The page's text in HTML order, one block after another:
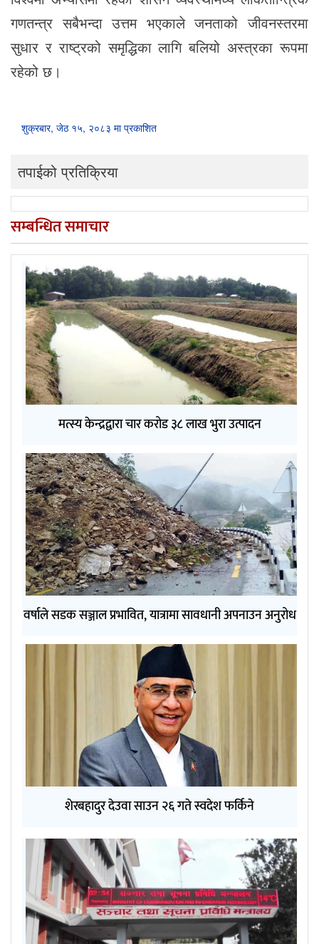
गणतन्त्र सबैभन्दा उत्तम भएकाले जनताको जीवनस्तरमा
सुधार र राष्ट्रको समृद्धिका लागि बलियो अस्त्रका रूपमा
रहेको छ।
शुक्रबार, जेठ १५, २०८३ मा प्रकाशित
तपाईको प्रतिक्रिया
सम्बन्धित समाचार
मत्स्य केन्द्रद्वारा चार करोड ३८ लाख भुरा उत्पादन
वर्षाले सडक सञ्जाल प्रभावित, यात्रामा सावधानी अपनाउन अनुरोध
शेरबहादुर देउवा साउन २६ गते स्वदेश फर्किने